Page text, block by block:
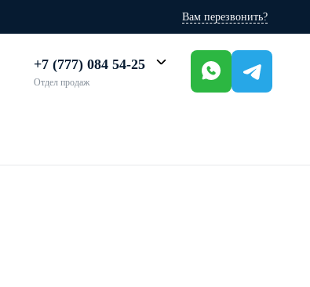
Вам перезвонить?
+7 (777) 084 54-25
Отдел продаж